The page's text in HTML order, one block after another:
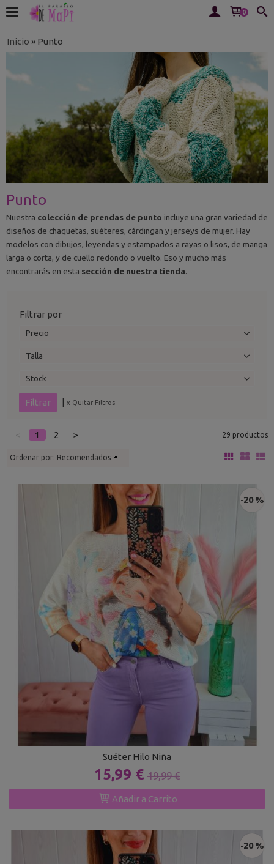
0
Inicio » Punto
Punto
Nuestra colección de prendas de punto incluye una gran variedad de
diseños de chaquetas, suéteres, cárdingan y jerseys de mujer. Hay
modelos con dibujos, leyendas y estampados a rayas o lisos, de manga
larga o corta, y de cuello redondo o vuelto. Eso y mucho más
encontrarás en esta sección de nuestra tienda.
Filtrar por
Precio
Talla
Stock
| x Quitar Filtros
1 2 > 29 productos
Ordenar por: Recomendados
-20 %
Suéter Hilo Niña
15,99 € 19,99 €
Añadir a Carrito
-20 %